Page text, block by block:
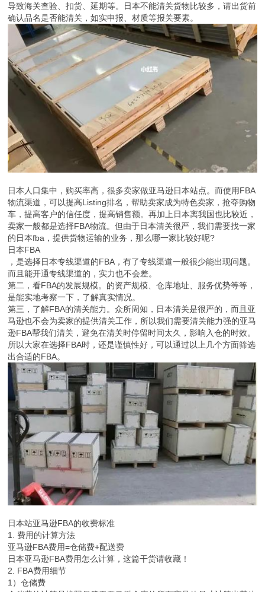
导致海关查验、扣货、延期等。日本不能清关货物比较多，请出货前
确认品名是否能清关，如实申报、材质等报关要素。
日本人口集中，购买率高，很多卖家做亚马逊日本站点。而使用FBA
物流渠道，可以提高Listing排名，帮助卖家成为特色卖家，抢夺购物
车，提高客户的信任度，提高销售额。再加上日本离我国也比较近，
卖家一般都是选择FBA物流。但由于日本清关很严，我们需要找一家
的日本fba，提供货物运输的业务，那么哪一家比较好呢?
日本FBA
，是选择日本专线渠道的FBA，有了专线渠道一般很少能出现问题。
而且能开通专线渠道的，实力也不会差。
第二，看FBA的发展规模。的资产规模、仓库地址、服务优势等等，
是能实地考察一下，了解真实情况。
第三，了解FBA的清关能力。众所周知，日本清关是很严的，而且亚
马逊也不会为卖家的提供清关工作，所以我们需要清关能力强的亚马
逊FBA帮我们清关，避免在清关时停留时间太久，影响入仓的时效。
所以大家在选择FBA时，还是谨慎性好，可以通过以上几个方面筛选
出合适的FBA。
日本站亚马逊FBA的收费标准
1. 费用的计算方法
亚马逊FBA费用=仓储费+配送费
日本亚马逊FBA费用怎么计算，这篇干货请收藏！
2. FBA费用细节
1）仓储费